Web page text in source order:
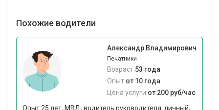
Похожие водители
Александр Владимирович
Печатники
Возраст:53 года
Опыт:от 10 года
Цена услуги:от 200 руб/час
Опыт 25 лет, МВД, водитель руководителя, личный,